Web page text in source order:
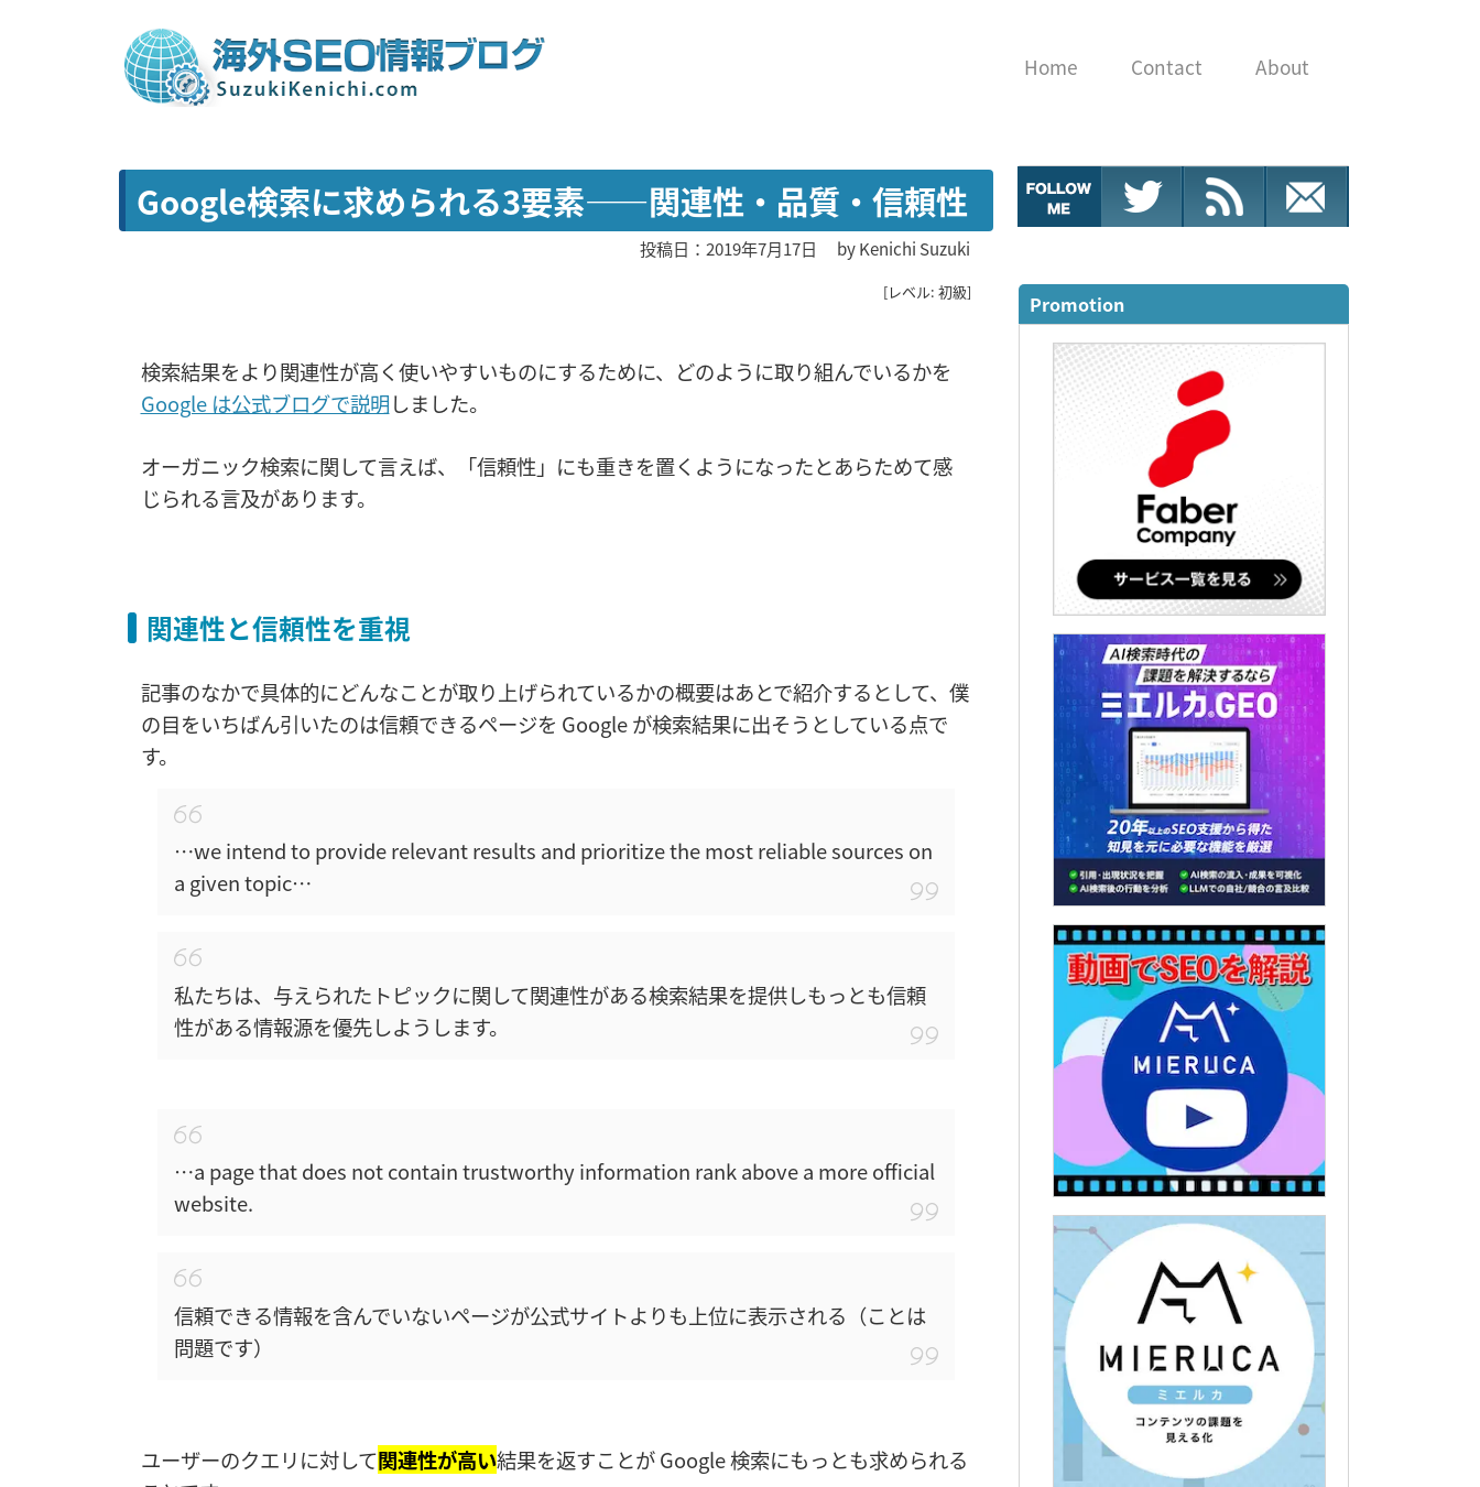
Home Contact About
Google検索に求められる3要素――関連性・品質・信頼性
投稿日：2019年7月17日 byKenichi Suzuki
[レベル: 初級]
検索結果をより関連性が高く使いやすいものにするために、どのように取り組んでいるかを
Google は公式ブログで説明しました。
オーガニック検索に関して言えば、「信頼性」にも重きを置くようになったとあらためて感
じられる言及があります。
関連性と信頼性を重視
記事のなかで具体的にどんなことが取り上げられているかの概要はあとで紹介するとして、僕
の目をいちばん引いたのは信頼できるページを Google が検索結果に出そうとしている点で
す。
…we intend to provide relevant results and prioritize the most reliable sources on
a given topic…
私たちは、与えられたトピックに関して関連性がある検索結果を提供しもっとも信頼
性がある情報源を優先しようします。
…a page that does not contain trustworthy information rank above a more official
website.
信頼できる情報を含んでいないページが公式サイトよりも上位に表示される（ことは
問題です）
ユーザーのクエリに対して関連性が高い結果を返すことが Google 検索にもっとも求められる
Promotion